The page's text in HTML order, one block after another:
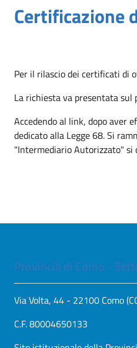
Certificazione
Per il rilascio dei certificati di
La richiesta va presentata sul
Accedendo al link, dopo aver
dedicato alla Legge 68. Si
"Intermediario Autorizzato" si
Provincia di Como -
Via Volta, 44 - 22100 Como
C.F. 80004650133